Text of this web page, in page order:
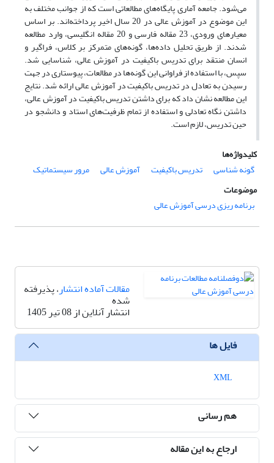
می‌شود. جامعه آماری پایگاه‌های مطالعاتی است که از جوانب مختلف به
این موضوع در آموزش عالی در 20 سال اخیر پرداخته‌اند. بر اساس
معیارهای ورودی، 23 مقاله فارسی و 20 مقاله انگلیسی، وارد مطالعه
شدند. از طریق تحلیل داده‌ها، گونه‌های متمرکز بر کلاس، فراگیر و
انسان منتقد برای تدریس باکیفیت در آموزش عالی، شناسایی شد.
سپس، با استفاده از فراوانی این گونه‌ها در مطالعات، پیوستاری در جهت
رسیدن به تعادل در تدریس باکیفیت در آموزش عالی ارائه شد. نتایج
این مطالعه نشان داد که برای داشتن تدریس باکیفیت در آموزش عالی،
داشتن نگاه تعادلی و استفاده از تمام ظرفیت‌های استاد و دانشجو در
حین تدریس، لازم است.
کلیدواژه‌ها
گونه شناسی
تدریس باکیفیت آموزش عالی
مرور سیستماتیک
موضوعات
برنامه ریزی درسی آموزش عالی
مقالات آماده انتشار، پذیرفته
شده
انتشار آنلاین از 08 تیر 1405
فایل ها
هم رسانی
ارجاع به این مقاله